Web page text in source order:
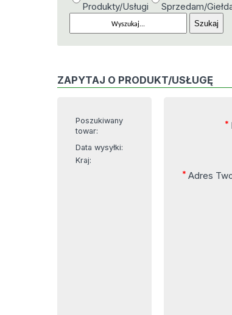
Produkty/Usługi Sprzedam/
ZAPYTAJ O PRODUKT/USŁUGĘ
Poszukiwany
towar:
Data wysyłki:
Kraj:
*
* Adres